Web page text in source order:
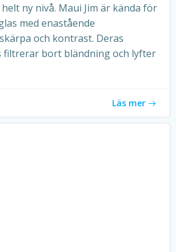
ny nivå. Maui Jim är kända för
med enastående
och kontrast. Deras
filtrerar bort bländning och lyfter
Läs mer